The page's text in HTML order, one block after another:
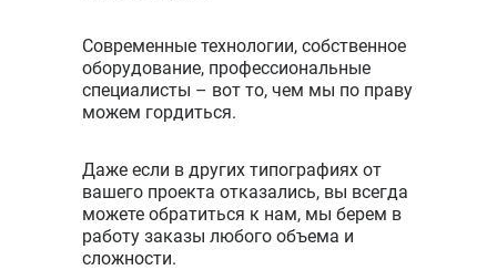
Современные технологии, собственное
оборудование, профессиональные
специалисты – вот то, чем мы по праву
можем гордиться.
Даже если в других типографиях от
вашего проекта отказались, вы всегда
можете обратиться к нам, мы берем в
работу заказы любого объема и
сложности.